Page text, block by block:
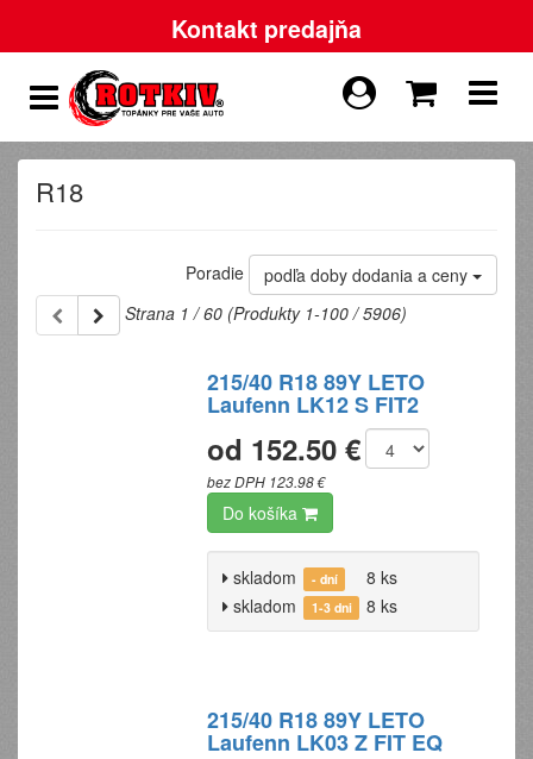
Kontakt predajňa
R18
Poradie
podľa doby dodania a ceny
Strana 1 / 60 (Produkty 1-100 / 5906)
215/40 R18 89Y LETO
Laufenn LK12 S FIT2
od 152.50 €
bez DPH 123.98 €
Do košíka
skladom - dní
8 ks
skladom
1-3 dni 8 ks
215/40 R18 89Y LETO
Laufenn LK03 Z FIT EQ